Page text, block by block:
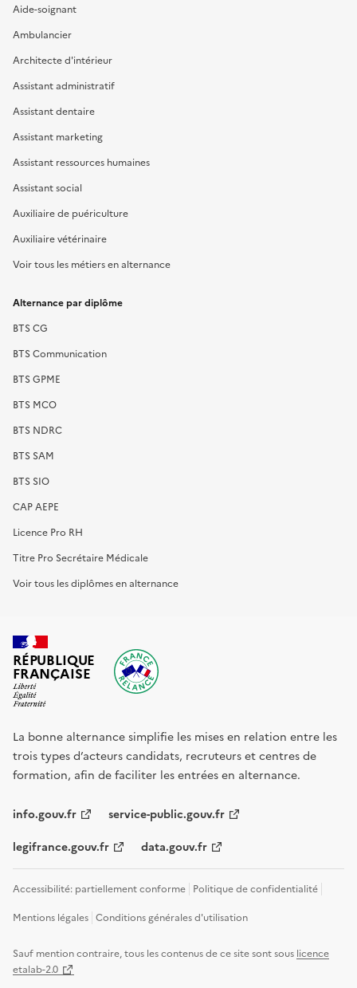
Aide-soignant
Ambulancier
Architecte d'intérieur
Assistant administratif
Assistant dentaire
Assistant marketing
Assistant ressources humaines
Assistant social
Auxiliaire de puériculture
Auxiliaire vétérinaire
Voir tous les métiers en alternance
Alternance par diplôme
BTS CG
BTS Communication
BTS GPME
BTS MCO
BTS NDRC
BTS SAM
BTS SIO
CAP AEPE
Licence Pro RH
Titre Pro Secrétaire Médicale
Voir tous les diplômes en alternance
RÉPUBLIQUE
FRANÇAISE
La bonne alternance simplifie les mises en relation entre les
trois types d’acteurs candidats, recruteurs et centres de
formation, afin de faciliter les entrées en alternance.
info.gouv.fr service-public.gouv.fr
legifrance.gouv.fr data.gouv.fr
Accessibilité: partiellement conforme Politique de confidentialité
Mentions légales Conditions générales d'utilisation
Sauf mention contraire, tous les contenus de ce site sont sous licence
etalab-2.0